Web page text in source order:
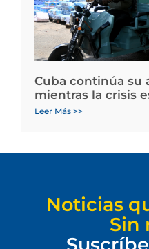
Cuba continúa su
mientras la crisis
Leer Más >>
Noticias
Sin